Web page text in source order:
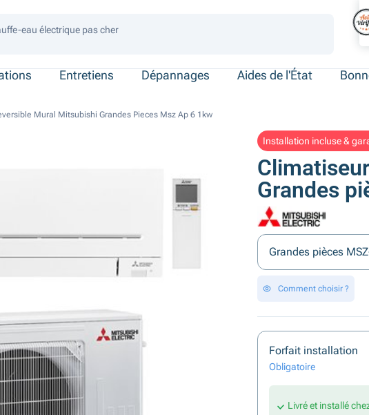
eau électrique pas cher
eau électrique gain de place
eau électrique 4 personnes
eau électrique 2 personnes
eau électrique connecté
Entretiens Dépannages Aides de l'État
Mural Mitsubishi Grandes Pieces Msz Ap 6 1kw
Installation incluse &
Grandes
Grandes pièces
Comment choisir ?
Forfait installation
Obligatoire
Livré et installé